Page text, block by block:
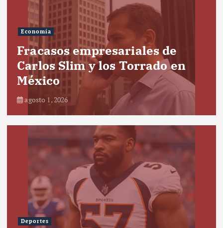
Economía
Fracasos empresariales de
Carlos Slim y los Torrado en
México
agosto 1, 2026
Deportes